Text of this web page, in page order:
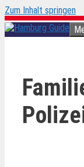
Zum Inhalt springen